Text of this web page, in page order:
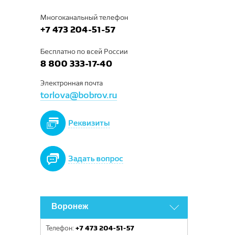
Многоканальный телефон
+7 473 204-51-57
Бесплатно по всей России
8 800 333-17-40
Электронная почта
torlova@bobrov.ru
Реквизиты
Задать вопрос
Воронеж
Телефон:+7 473 204-51-57